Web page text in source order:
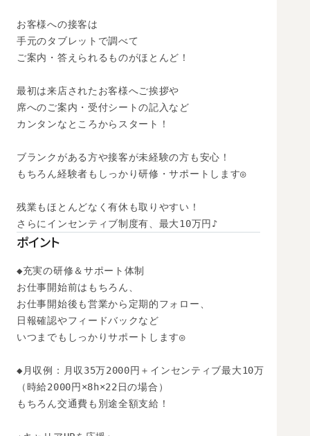
お客様への接客は
手元のタブレットで調べて
ご案内・答えられるものがほとんど！
最初は来店されたお客様へご挨拶や
席へのご案内・受付シートの記入など
カンタンなところからスタート！
ブランクがある方や接客が未経験の方も安心！
もちろん経験者もしっかり研修・サポートします◎
残業もほとんどなく有休も取りやすい！
さらにインセンティブ制度有、最大10万円♪
ポイント
◆充実の研修＆サポート体制
お仕事開始前はもちろん、
お仕事開始後も営業から定期的フォロー、
日報確認やフィードバックなど
いつまでもしっかりサポートします◎
◆月収例：月収35万2000円＋インセンティブ最大10万
（時給2000円×8h×22日の場合）
もちろん交通費も別途全額支給！